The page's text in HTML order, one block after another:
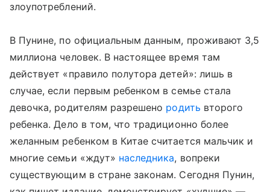
злоупотреблений.
В Пунине, по официальным данным, проживают 3,5
миллиона человек. В настоящее время там
действует «правило полутора детей»: лишь в
случае, если первым ребенком в семье стала
девочка, родителям разрешено родить второго
ребенка. Дело в том, что традиционно более
желанным ребенком в Китае считается мальчик и
многие семьи «ждут» наследника, вопреки
существующим в стране законам. Сегодня Пунин,